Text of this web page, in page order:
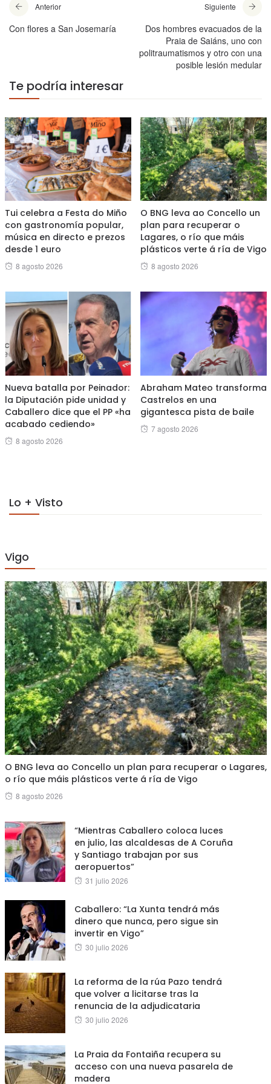
Anterior
Con flores a San Josemaría
Siguiente
Dos hombres evacuados de la
Praia de Saiáns, uno con
politraumatismos y otro con una
posible lesión medular
Te podría interesar
Tui celebra a Festa do Miño
con gastronomía popular,
música en directo e prezos
desde 1 euro
Posted
8 agosto 2026
O BNG leva ao Concello un
plan para recuperar o
Lagares, o río que máis
plásticos verte á ría de Vigo
Posted
8 agosto 2026
Nueva batalla por Peinador:
la Diputación pide unidad y
Caballero dice que el PP «ha
acabado cediendo»
Posted
8 agosto 2026
Abraham Mateo transforma
Castrelos en una
gigantesca pista de baile
Posted
7 agosto 2026
Lo + Visto
Vigo
O BNG leva ao Concello un plan para recuperar o Lagares,
o río que máis plásticos verte á ría de Vigo
Posted
8 agosto 2026
“Mientras Caballero coloca luces
en julio, las alcaldesas de A Coruña
y Santiago trabajan por sus
aeropuertos”
Posted
31 julio 2026
Caballero: “La Xunta tendrá más
dinero que nunca, pero sigue sin
invertir en Vigo”
Posted
30 julio 2026
La reforma de la rúa Pazo tendrá
que volver a licitarse tras la
renuncia de la adjudicataria
Posted
30 julio 2026
La Praia da Fontaiña recupera su
acceso con una nueva pasarela de
madera